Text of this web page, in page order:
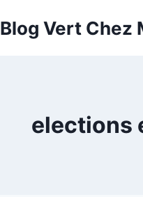
au
Blog Vert Chez
elections